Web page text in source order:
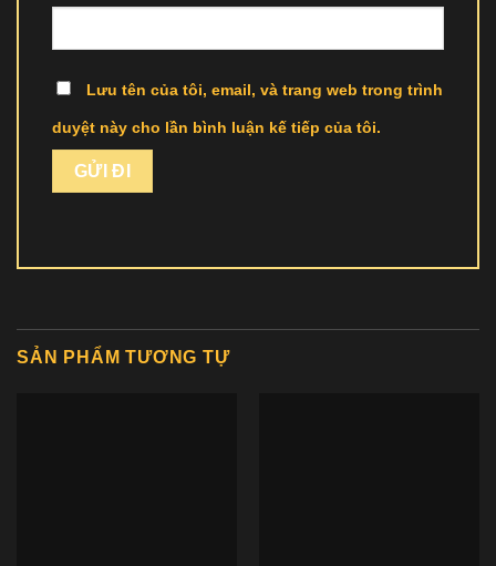
Lưu tên của tôi, email, và trang web trong trình
duyệt này cho lần bình luận kế tiếp của tôi.
SẢN PHẨM TƯƠNG TỰ